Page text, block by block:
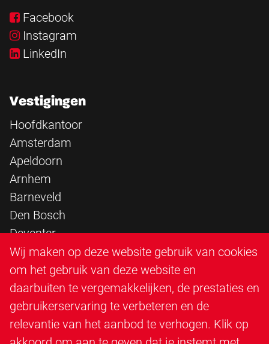
Facebook
Instagram
LinkedIn
Vestigingen
Hoofdkantoor
Amsterdam
Apeldoorn
Arnhem
Barneveld
Den Bosch
Deventer
Epe
Sittard
Triangle Infra
Triangle Steigerbouw
Utrecht
Wij maken op deze website gebruik van cookies
om het gebruik van deze website en
daarbuiten te vergemakkelijken, de prestaties en
gebruikerservaring te verbeteren en de
relevantie van het aanbod te verhogen. Klik op